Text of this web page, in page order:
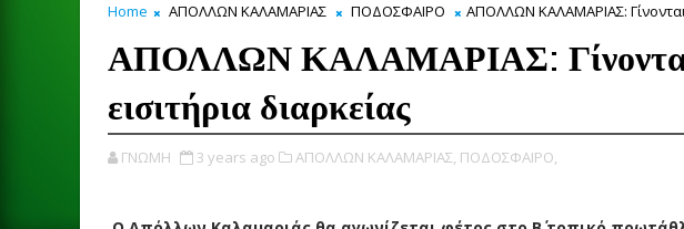
Home ΑΠΟΛΛΩΝ ΚΑΛΑΜΑΡΙΑΣ ΠΟΔΟΣΦΑΙΡΟ ΑΠΟΛΛΩΝ ΚΑΛΑΜΑΡΙΑΣ:
ΑΠΟΛΛΩΝ ΚΑΛΑΜΑΡΙΑΣ: Γίνονται
εισιτήρια διαρκείας
ΓΝΩΜΗ 3 years ago ΑΠΟΛΛΩΝ ΚΑΛΑΜΑΡΙΑΣ, ΠΟΔΟΣΦΑΙΡΟ,